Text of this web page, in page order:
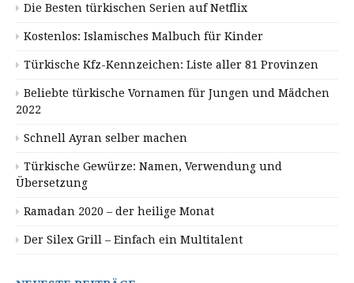
Die Besten türkischen Serien auf Netflix
Kostenlos: Islamisches Malbuch für Kinder
Türkische Kfz-Kennzeichen: Liste aller 81 Provinzen
Beliebte türkische Vornamen für Jungen und Mädchen
2022
Schnell Ayran selber machen
Türkische Gewürze: Namen, Verwendung und
Übersetzung
Ramadan 2020 – der heilige Monat
Der Silex Grill – Einfach ein Multitalent